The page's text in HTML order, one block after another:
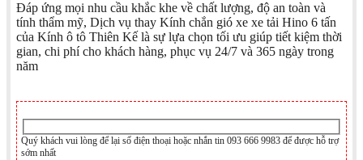
Đáp ứng mọi nhu cầu khắc khe về chất lượng, độ an toàn và
tính thẩm mỹ, Dịch vụ thay Kính chắn gió xe xe tải Hino 6 tấn
của Kính ô tô Thiên Kế là sự lựa chọn tối ưu giúp tiết kiệm thời
gian, chi phí cho khách hàng, phục vụ 24/7 và 365 ngày trong
năm
Quý khách vui lòng để lại số điện thoại hoặc nhắn tin 093 666 9983 để được hỗ trợ
sớm nhất